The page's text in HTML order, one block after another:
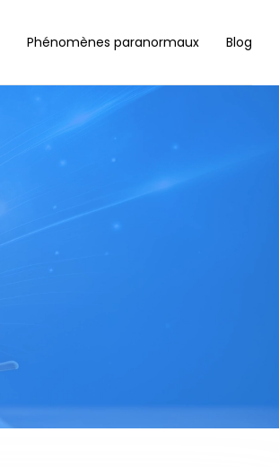
Phénomènes paranormaux Blog